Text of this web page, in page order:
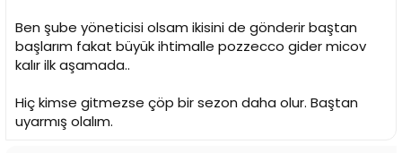
Ben şube yöneticisi olsam ikisini de gönderir baştan
başlarım fakat büyük ihtimalle pozzecco gider micov
kalır ilk aşamada..
Hiç kimse gitmezse çöp bir sezon daha olur. Baştan
uyarmış olalım.